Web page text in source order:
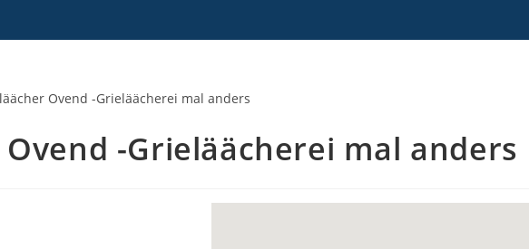
-Grieläächerei mal anders